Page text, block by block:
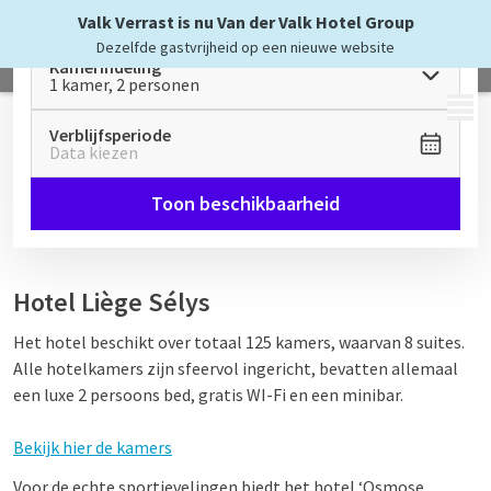
Valk Verrast is nu Van der Valk Hotel Group
Dezelfde gastvrijheid op een nieuwe website
MENU
Kamerindeling
1 kamer, 2 personen
Verblijfsperiode
Data kiezen
Toon beschikbaarheid
Hotel Liège Sélys
Het hotel beschikt over totaal 125 kamers, waarvan 8 suites.
Alle hotelkamers zijn sfeervol ingericht, bevatten allemaal
een luxe 2 persoons bed, gratis WI-Fi en een minibar.
Bekijk hier de kamers
Voor de echte sportievelingen biedt het hotel ‘Osmose